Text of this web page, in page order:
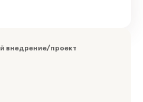
внедрение/проект